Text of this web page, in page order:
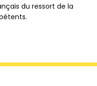
du ressort de la